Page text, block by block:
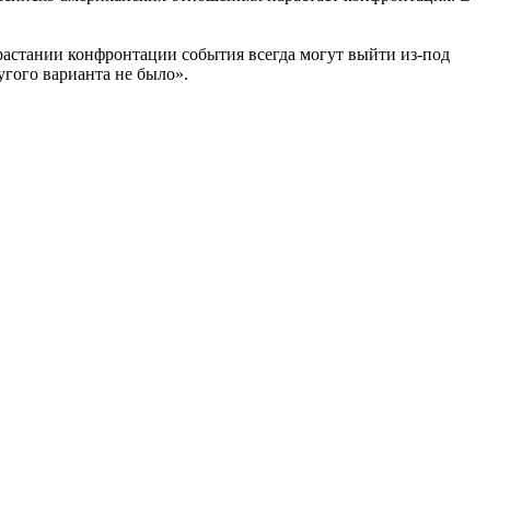
конфронтации события всегда могут выйти из-под
варианта не было».